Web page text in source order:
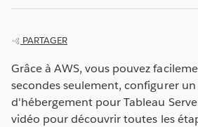
PARTAGER
Grâce à AWS, vous pouvez
secondes seulement, configurer
d'hébergement pour Tableau
vidéo pour découvrir toutes les